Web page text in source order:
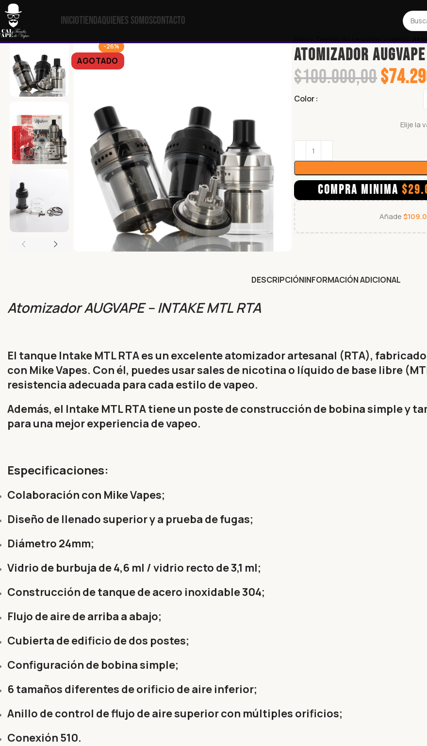
InicioTiendaQuienes SomosContacto
-26%
AGOTADO
Inicio Tienda Accesorios y Varios
Atomizador AUGVAPE
$100.000,00$
Color
Elije la
COMPRA MINIMA $
Añade$
DESCRIPCIÓNINFORMACIÓN ADICIONAL
Atomizador AUGVAPE – INTAKE MTL RTA
El tanque Intake MTL RTA es un excelente atomizador artesanal (RTA),
con Mike Vapes. Con él, puedes usar sales de nicotina o líquido de base libre
resistencia adecuada para cada estilo de vapeo.
Además, el Intake MTL RTA tiene un poste de construcción de bobina simple y
para una mejor experiencia de vapeo.
Especificaciones:
Colaboración con Mike Vapes;
Diseño de llenado superior y a prueba de fugas;
Diámetro 24mm;
Vidrio de burbuja de 4,6 ml / vidrio recto de 3,1 ml;
Construcción de tanque de acero inoxidable 304;
Flujo de aire de arriba a abajo;
Cubierta de edificio de dos postes;
Configuración de bobina simple;
6 tamaños diferentes de orificio de aire inferior;
Anillo de control de flujo de aire superior con múltiples orificios;
Conexión 510.